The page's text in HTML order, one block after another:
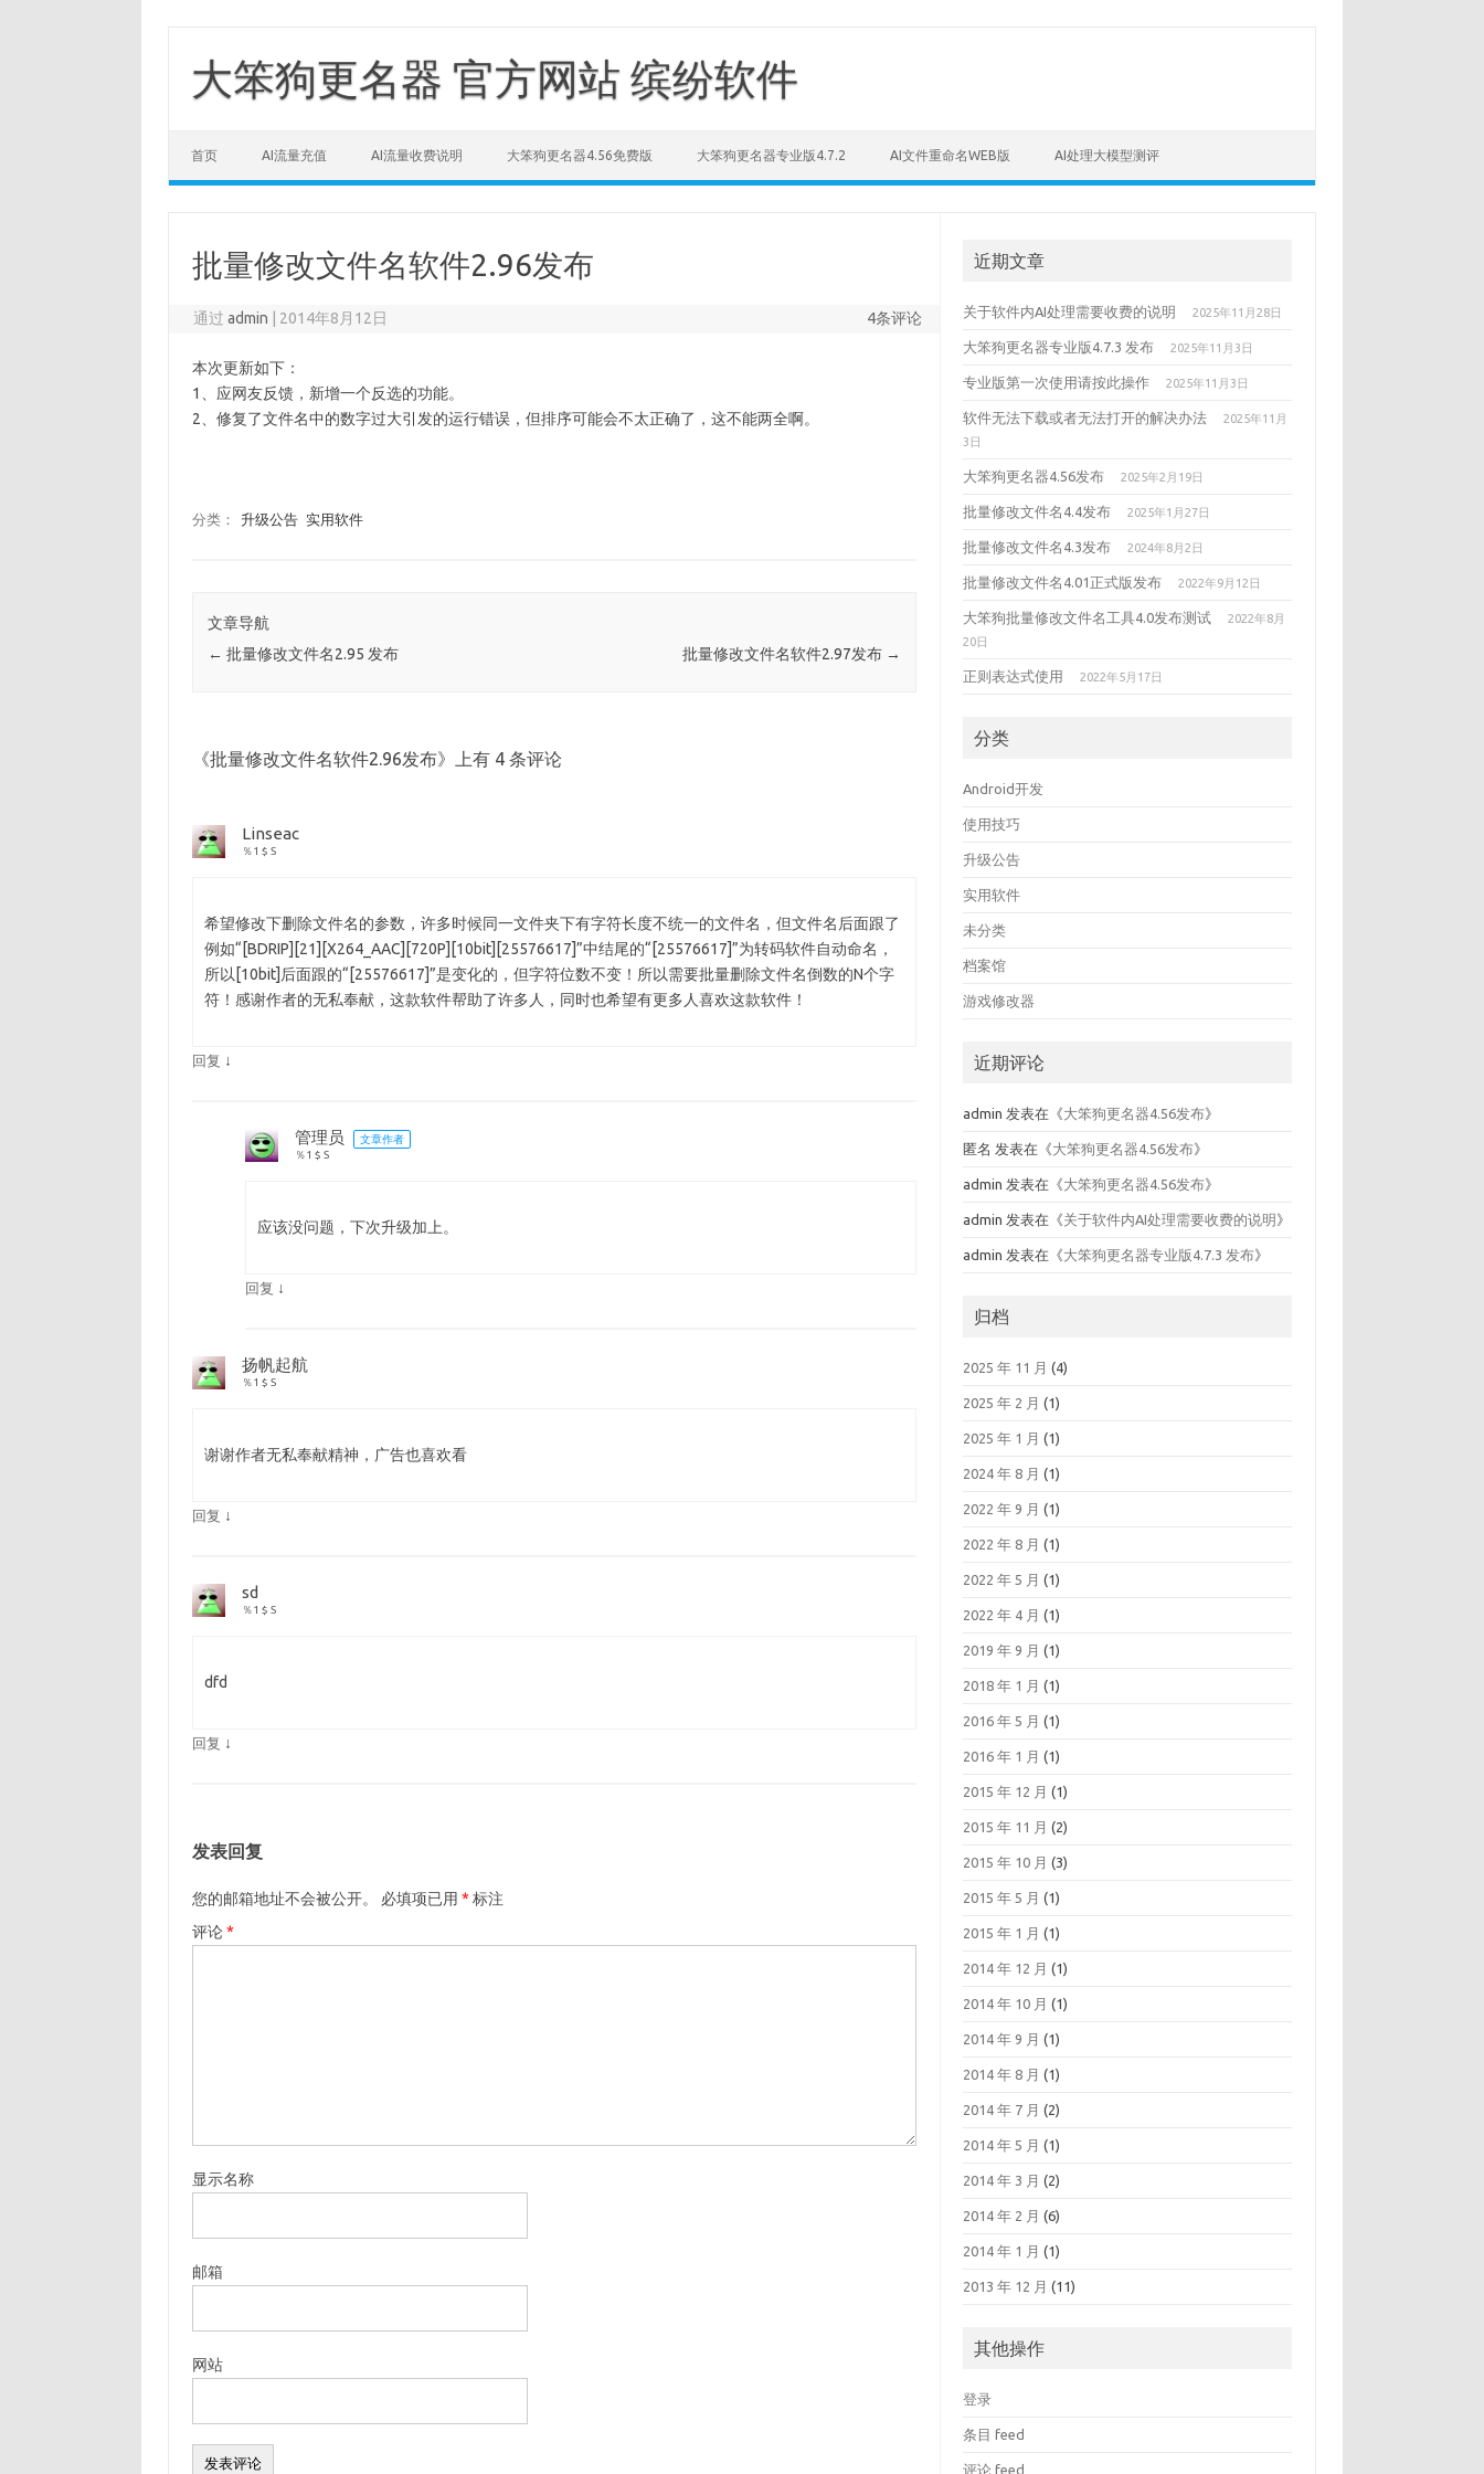
大笨狗更名器 官方网站 缤纷软件
首页 AI流量充值 AI流量收费说明 大笨狗更名器4.56免费版 大笨狗更名器专业版4.7.2 AI文件重命名WEB版 AI处理大模型测评
批量修改文件名软件2.96发布
通过admin 2014年8月12日 4条评论
本次更新如下：
1、应网友反馈，新增一个反选的功能。
2、修复了文件名中的数字过大引发的运行错误，但排序可能会不太正确了，这不能两全啊。
分类： 升级公告 实用软件
文章导航
← 批量修改文件名2.95 发布 批量修改文件名软件2.97发布 →
《批量修改文件名软件2.96发布》上有 4 条评论
Linseac
％1 $ S
希望修改下删除文件名的参数，许多时候同一文件夹下有字符长度不统一的文件名，但文件名后面跟了
例如“[BDRIP][21][X264_AAC][720P][10bit][25576617]”中结尾的“[25576617]”为转码软件自动命名，
所以[10bit]后面跟的“[25576617]”是变化的，但字符位数不变！所以需要批量删除文件名倒数的N个字
符！感谢作者的无私奉献，这款软件帮助了许多人，同时也希望有更多人喜欢这款软件！
回复 ↓
管理员
文章作者
％1 $ S
应该没问题，下次升级加上。
回复 ↓
扬帆起航
％1 $ S
谢谢作者无私奉献精神，广告也喜欢看
回复 ↓
sd
％1 $ S
dfd
回复 ↓
发表回复
您的邮箱地址不会被公开。 必填项已用 * 标注
评论*
显示名称
邮箱
网站
近期文章
关于软件内AI处理需要收费的说明 2025年11月28日
大笨狗更名器专业版4.7.3 发布 2025年11月3日
专业版第一次使用请按此操作 2025年11月3日
软件无法下载或者无法打开的解决办法
2025年11月
3日
大笨狗更名器4.56发布 2025年2月19日
批量修改文件名4.4发布 2025年1月27日
批量修改文件名4.3发布 2024年8月2日
批量修改文件名4.01正式版发布 2022年9月12日
大笨狗批量修改文件名工具4.0发布测试
2022年8月
20日
正则表达式使用 2022年5月17日
分类
Android开发
使用技巧
升级公告
实用软件
未分类
档案馆
游戏修改器
近期评论
admin 发表在《大笨狗更名器4.56发布》
匿名 发表在《大笨狗更名器4.56发布》
admin 发表在《大笨狗更名器4.56发布》
admin 发表在《关于软件内AI处理需要收费的说明 》
admin 发表在《大笨狗更名器专业版4.7.3 发布》
归档
2025 年 11 月 (4)
2025 年 2 月 (1)
2025 年 1 月 (1)
2024 年 8 月 (1)
2022 年 9 月 (1)
2022 年 8 月 (1)
2022 年 5 月 (1)
2022 年 4 月 (1)
2019 年 9 月 (1)
2018 年 1 月 (1)
2016 年 5 月 (1)
2016 年 1 月 (1)
2015 年 12 月 (1)
2015 年 11 月 (2)
2015 年 10 月 (3)
2015 年 5 月 (1)
2015 年 1 月 (1)
2014 年 12 月 (1)
2014 年 10 月 (1)
2014 年 9 月 (1)
2014 年 8 月 (1)
2014 年 7 月 (2)
2014 年 5 月 (1)
2014 年 3 月 (2)
2014 年 2 月 (6)
2014 年 1 月 (1)
2013 年 12 月 (11)
其他操作
登录
条目 feed
评论 feed